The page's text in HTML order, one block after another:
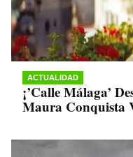
ACTUALIDAD
¡’Calle Málaga’
Maura Conquista